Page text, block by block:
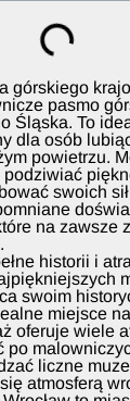
górskiego
pasmo
Śląska. To
dla osób
powietrzu.
swoich
na zawsze
historii i
swoim
miejsce
oferuje wiele
po
liczne
atmosferą